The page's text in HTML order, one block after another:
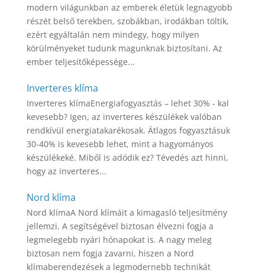
modern világunkban az emberek életük legnagyobb
részét belső terekben, szobákban, irodákban töltik,
ezért egyáltalán nem mindegy, hogy milyen
körülményeket tudunk magunknak biztosítani. Az
ember teljesítőképessége...
Inverteres klíma
Inverteres klímaEnergiafogyasztás – lehet 30% - kal
kevesebb? Igen, az inverteres készülékek valóban
rendkívül energiatakarékosak. Átlagos fogyasztásuk
30-40% is kevesebb lehet, mint a hagyományos
készülékeké. Miből is adódik ez? Tévedés azt hinni,
hogy az inverteres...
Nord klíma
Nord klímaA Nord klímáit a kimagasló teljesítmény
jellemzi. A segítségével biztosan élvezni fogja a
legmelegebb nyári hónapokat is. A nagy meleg
biztosan nem fogja zavarni, hiszen a Nord
klímaberendezések a legmodernebb technikát